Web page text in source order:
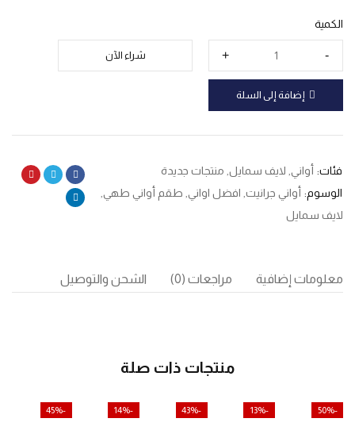
الكمية
إضافة إلى السلة
شراء الآن
فئات: أواني لايف سمايل منتجات جديدة
الوسوم: أواني جرانيت افضل اواني طقم أواني طهي
لايف سمايل
معلومات إضافية مراجعات (0) الشحن والتوصيل
منتجات ذات صلة
-50%
-13%
-43%
-14%
-45%